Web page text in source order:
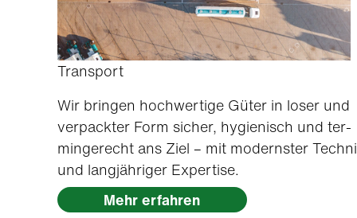
Transport
Wir brin­gen hochw­er­tige Güter in los­er und
ver­pack­ter Form sich­er, hygien­isch und ter­
min­gerecht ans Ziel – mit mod­ern­ster
und langjähriger Exper­tise.
Mehr erfahren